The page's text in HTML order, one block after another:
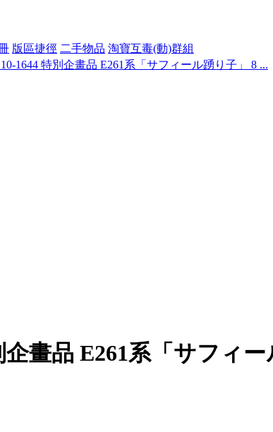
版區捷徑 二手物品 淘寶互毒(動)群組
1644 特別企畫品 E261系「サフィール踴り子」 8 ...
畫品 E261系「サフィ